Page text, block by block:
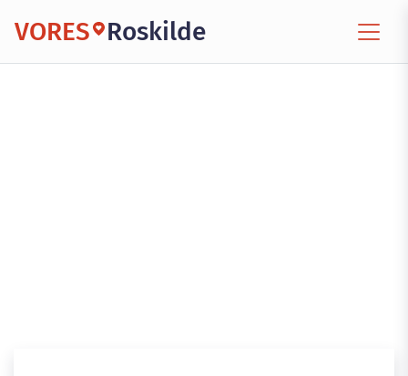
VORES Roskilde